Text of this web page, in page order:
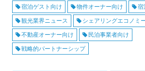
宿泊ゲスト向け 物件オーナー向け
宿
観光業界ニュース
シェアリングエコノミ
不動産オーナー向け
民泊事業者向け
戦略的パートナーシップ